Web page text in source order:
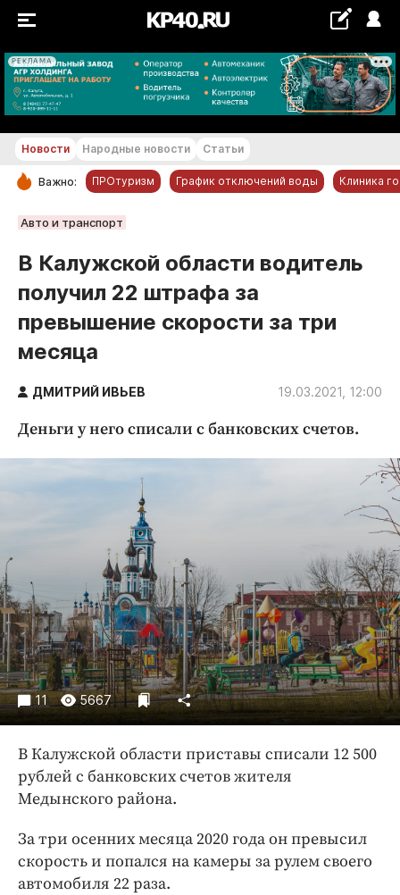
РЕКЛАМА
+18...+19 °С
РУБРИКИ
Новости компаний
Статьи
Народные новости
Авто и транспорт
Благоустройство
Культура
Образование
Погода
Праздники
Происшествия
Спорт
Экономика и бизнес
ПРОЕКТЫ
Блоги
Издания
Медиаперсона
Интересное чтиво
Клиника года
Бренд года
Работодатель года
Новости Народные новости Статьи
Важно: ПРОтуризм График отключений воды Клиника
Авто и транспорт
В Калужской области водитель
получил 22 штрафа за
превышение скорости за три
месяца
ДМИТРИЙ ИВЬЕВ 19.03.2021, 12:00
Деньги у него списали с банковских счетов.
11 5667
В Калужской области приставы списали 12 500
рублей с банковских счетов жителя
Медынского района.
За три осенних месяца 2020 года он превысил
скорость и попался на камеры за рулем своего
автомобиля 22 раза.